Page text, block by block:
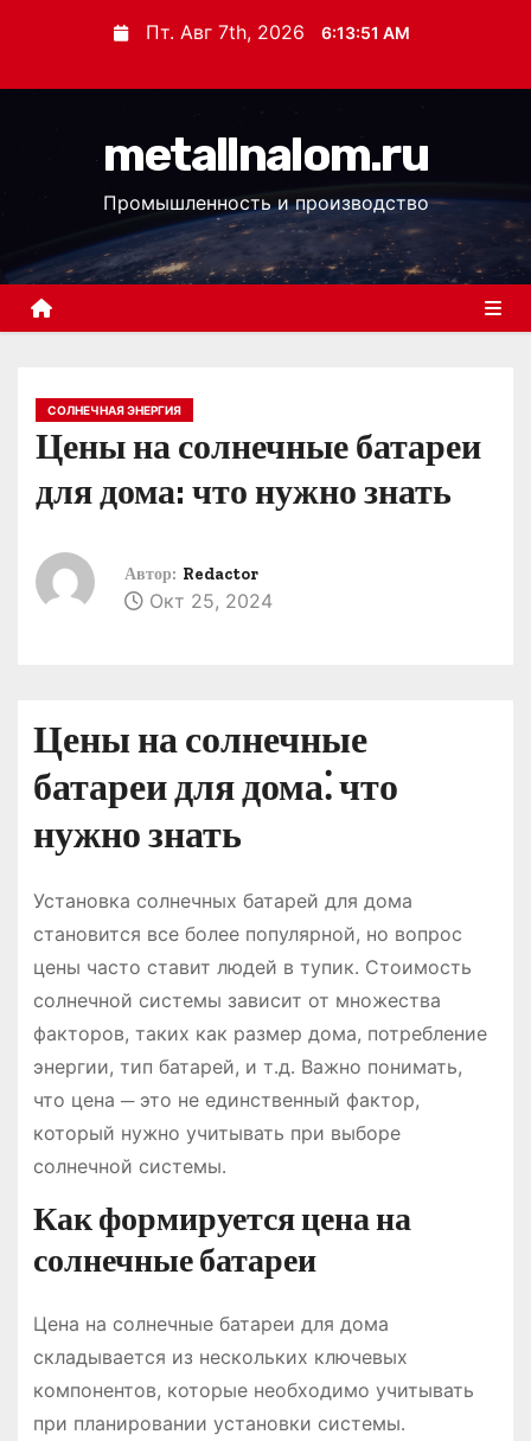
с
Пт. Авг 7th, 2026 6:13:52 AM
metallnalom.ru
Промышленность и производство
СОЛНЕЧНАЯ ЭНЕРГИЯ
Цены на солнечные батареи
для дома: что нужно знать
Автор: Redactor
Окт 25, 2024
Цены на солнечные
батареи для дома⁚ что
нужно знать
Установка солнечных батарей для дома
становится все более популярной, но вопрос
цены часто ставит людей в тупик․ Стоимость
солнечной системы зависит от множества
факторов, таких как размер дома, потребление
энергии, тип батарей, и т․д․ Важно понимать,
что цена ─ это не единственный фактор,
который нужно учитывать при выборе
солнечной системы․
Как формируется цена на
солнечные батареи
Цена на солнечные батареи для дома
складывается из нескольких ключевых
компонентов, которые необходимо учитывать
при планировании установки системы․